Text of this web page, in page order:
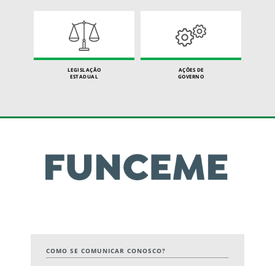
LEGISLAÇÃO
ESTADUAL
AÇÕES DE
GOVERNO
COMO SE COMUNICAR CONOSCO?